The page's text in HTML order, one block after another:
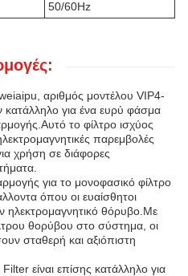
50/60Hz
αριθμός μοντέλου VIP4-
κατάλληλο για ένα ευρύ φάσμα
το φίλτρο ισχύος
παρεμβολές
χρήση σε διάφορες
για το μονοφασικό φίλτρο
όπου οι ευαίσθητοι
ηλεκτρομαγνητικό θόρυβο.Με
θορύβου στο σύστημα, οι
σταθερή και αξιόπιστη
είναι επίσης κατάλληλο για